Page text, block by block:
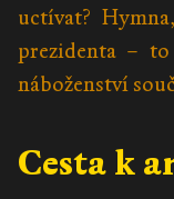
uctívat?
prezidenta –
náboženství
Cesta k